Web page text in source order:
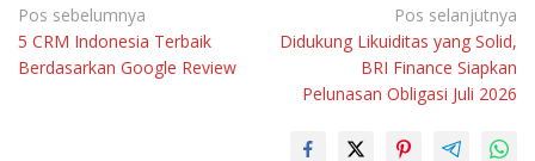
Navigasi
pos
Pos sebelumnya
5 CRM Indonesia Terbaik
Berdasarkan Google Review
Pos selanjutnya
Didukung Likuiditas yang Solid,
BRI Finance Siapkan
Pelunasan Obligasi Juli 2026